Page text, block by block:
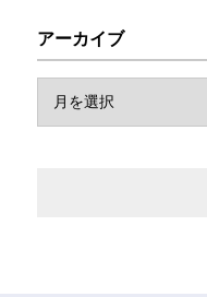
アーカイブ